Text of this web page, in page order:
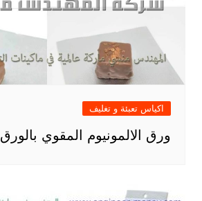
اكياس تعبئة و تغليف
ورق الالمونيوم المقوي بالورق